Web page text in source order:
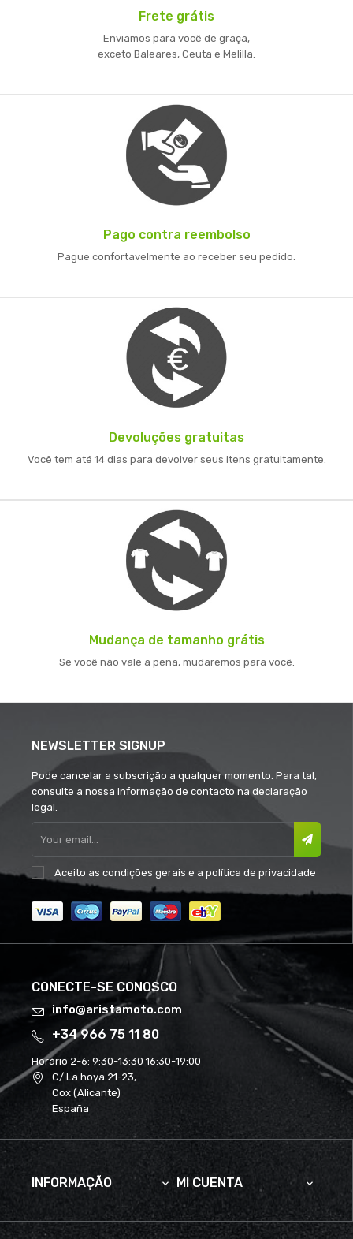
Frete grátis
Enviamos para você de graça,
exceto Baleares, Ceuta e Melilla.
Pago contra reembolso
Pague confortavelmente ao receber seu pedido.
Devoluções gratuitas
Você tem até 14 dias para devolver seus itens gratuitamente.
Mudança de tamanho grátis
Se você não vale a pena, mudaremos para você.
NEWSLETTER SIGNUP
Pode cancelar a subscrição a qualquer momento. Para tal,
consulte a nossa informação de contacto na declaração
legal.
Aceito as condições gerais e a política de privacidade
CONECTE-SE CONOSCO
info@aristamoto.com
+34 966 75 11 80
Horário 2-6: 9:30-13:30 16:30-19:00
C/ La hoya 21-23,
Cox (Alicante)
España
INFORMAÇÃO  MI CUENTA 